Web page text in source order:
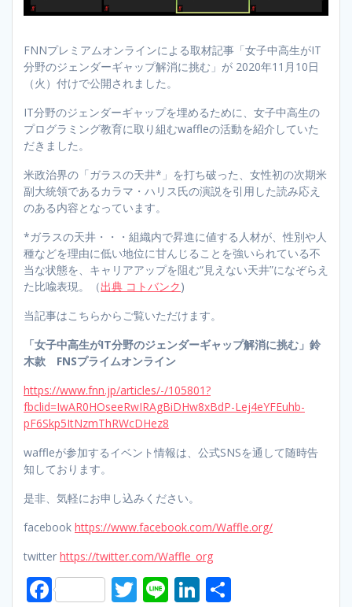
FNNプレミアムオンラインによる取材記事「女子中高生がIT
分野のジェンダーギャップ解消に挑む」が 2020年11月10日
（火）付けで公開されました。
IT分野のジェンダーギャップを埋めるために、女子中高生の
プログラミング教育に取り組むwaffleの活動を紹介していた
だきました。
米政治界の「ガラスの天井*」を打ち破った、女性初の次期米
副大統領であるカラマ・ハリス氏の演説を引用した読み応え
のある内容となっています。
*ガラスの天井・・・組織内で昇進に値する人材が、性別や人
種などを理由に低い地位に甘んじることを強いられている不
当な状態を、キャリアアップを阻む“見えない天井”になぞらえ
た比喩表現。（出典 コトバンク)
当記事はこちらからご覧いただけます。
「女子中高生がIT分野のジェンダーギャップ解消に挑む」鈴
木款 FNSプライムオンライン
https://www.fnn.jp/articles/-/105801?
fbclid=IwAR0HOseeRwIRAgBiDHw8xBdP-Lej4eYFEuhb-
pF6Skp5ItNzmThRWcDHez8
waffleが参加するイベント情報は、公式SNSを通して随時告
知しております。
是非、気軽にお申し込みください。
facebook https://www.facebook.com/Waffle.org/
twitter https://twitter.com/Waffle_org
F T Li Li